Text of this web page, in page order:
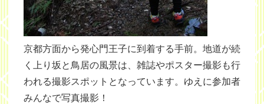
京都方面から発心門王子に到着する手前。地道が続
く上り坂と鳥居の風景は、雑誌やポスター撮影も行
われる撮影スポットとなっています。ゆえに参加者
みんなで写真撮影！